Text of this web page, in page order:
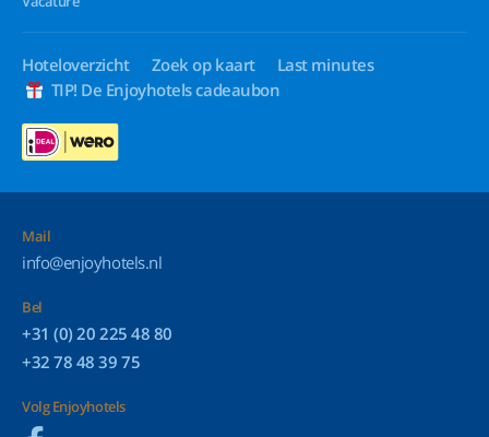
Hoteloverzicht Zoek op kaart
Last minutes
TIP! De Enjoyhotels cadeaubon
Mail
info@enjoyhotels.nl
Bel
+31 (0) 20 225 48 80
+32 78 48 39 75
Volg Enjoyhotels